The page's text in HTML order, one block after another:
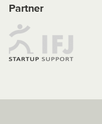
Partner